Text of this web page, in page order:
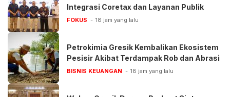
Integrasi Coretax dan Layanan Publik
FOKUS 18 jam yang lalu
Petrokimia Gresik Kembalikan Ekosistem
Pesisir Akibat Terdampak Rob dan Abrasi
BISNIS KEUANGAN 18 jam yang lalu